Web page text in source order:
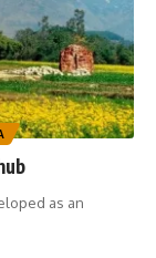
as an